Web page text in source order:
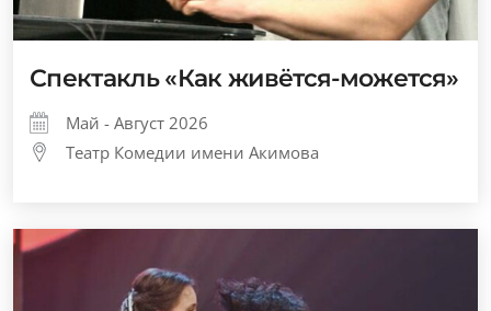
Спектакль «Как живётся-можется»
Май - Август 2026
Театр Комедии имени Акимова